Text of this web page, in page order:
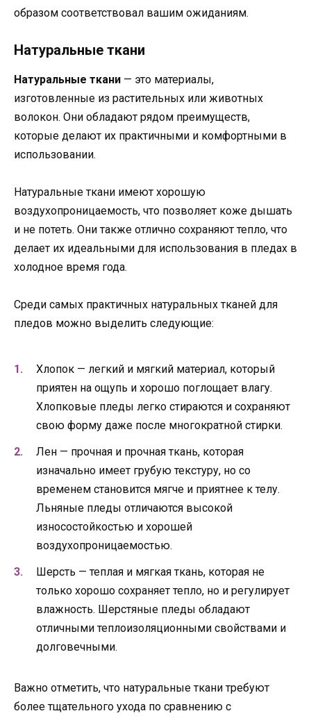
образом соответствовал вашим ожиданиям.
Натуральные ткани
Натуральные ткани — это материалы,
изготовленные из растительных или животных
волокон. Они обладают рядом преимуществ,
которые делают их практичными и комфортными в
использовании.
Натуральные ткани имеют хорошую
воздухопроницаемость, что позволяет коже дышать
и не потеть. Они также отлично сохраняют тепло, что
делает их идеальными для использования в пледах в
холодное время года.
Среди самых практичных натуральных тканей для
пледов можно выделить следующие:
Хлопок — легкий и мягкий материал, который
приятен на ощупь и хорошо поглощает влагу.
Хлопковые пледы легко стираются и сохраняют
свою форму даже после многократной стирки.
Лен — прочная и прочная ткань, которая
изначально имеет грубую текстуру, но со
временем становится мягче и приятнее к телу.
Льняные пледы отличаются высокой
износостойкостью и хорошей
воздухопроницаемостью.
Шерсть — теплая и мягкая ткань, которая не
только хорошо сохраняет тепло, но и регулирует
влажность. Шерстяные пледы обладают
отличными теплоизоляционными свойствами и
долговечными.
Важно отметить, что натуральные ткани требуют
более тщательного ухода по сравнению с